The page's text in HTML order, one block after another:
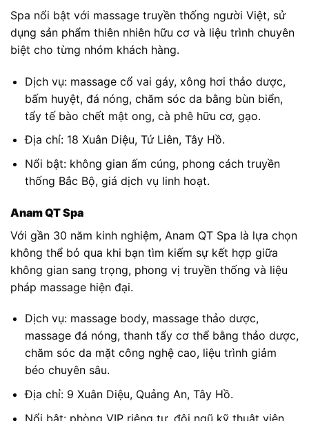
Spa nổi bật với massage truyền thống người Việt, sử
dụng sản phẩm thiên nhiên hữu cơ và liệu trình chuyên
biệt cho từng nhóm khách hàng.
Dịch vụ: massage cổ vai gáy, xông hơi thảo dược,
bấm huyệt, đá nóng, chăm sóc da bằng bùn biển,
tẩy tế bào chết mật ong, cà phê hữu cơ, gạo.
Địa chỉ: 18 Xuân Diệu, Tứ Liên, Tây Hồ.
Nổi bật: không gian ấm cúng, phong cách truyền
thống Bắc Bộ, giá dịch vụ linh hoạt.
Anam QT Spa
Với gần 30 năm kinh nghiệm, Anam QT Spa là lựa chọn
không thể bỏ qua khi bạn tìm kiếm sự kết hợp giữa
không gian sang trọng, phong vị truyền thống và liệu
pháp massage hiện đại.
Dịch vụ: massage body, massage thảo dược,
massage đá nóng, thanh tẩy cơ thể bằng thảo dược,
chăm sóc da mặt công nghệ cao, liệu trình giảm
béo chuyên sâu.
Địa chỉ: 9 Xuân Diệu, Quảng An, Tây Hồ.
Nổi bật: phòng VIP riêng tư, đội ngũ kỹ thuật viên,